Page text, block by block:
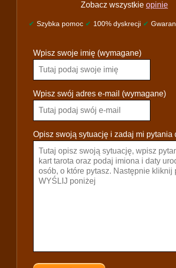
Zobacz wszystkie opinie
✔ Szybka pomoc ✔ 100% dyskrecji ✔
l
a
s
e
a
e
Wpisz swoje imię (wymagane)
Wpisz swój adres e-mail (wymagane)
Opisz swoją sytuację i zadaj mi pytania